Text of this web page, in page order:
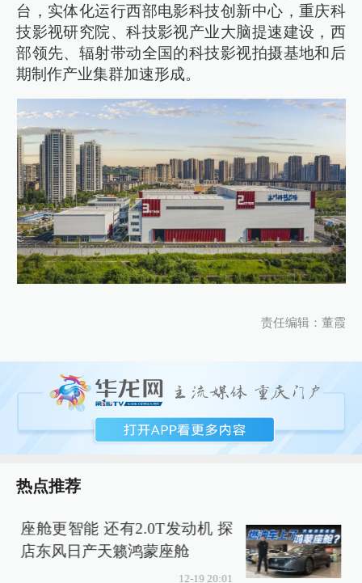
台，实体化运行西部电影科技创新中心，重庆科
技影视研究院、科技影视产业大脑提速建设，西
部领先、辐射带动全国的科技影视拍摄基地和后
期制作产业集群加速形成。
责任编辑：董霞
热点推荐
座舱更智能 还有2.0T发动机 探
店东风日产天籁鸿蒙座舱
12-19 20:01